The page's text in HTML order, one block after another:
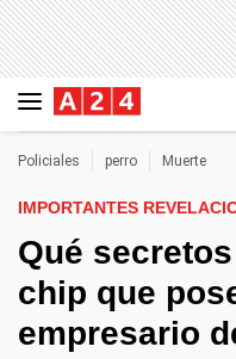
Policiales perro Muerte
IMPORTANTES
Qué
chip que
empresario